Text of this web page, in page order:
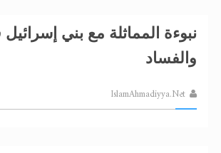
نبوءة المماثلة مع بني
والفساد
IslamAhmadiyya.Net